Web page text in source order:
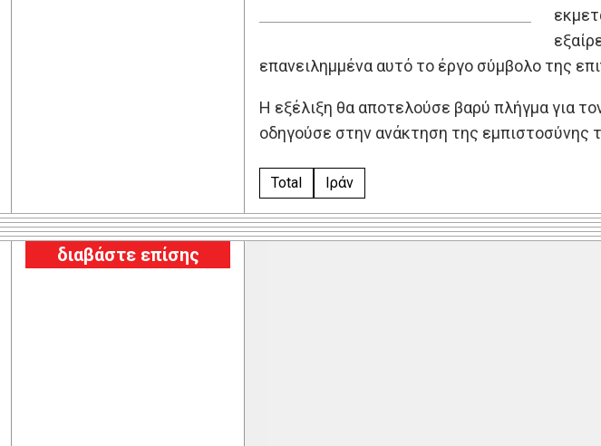
επανειλημμένα αυτό το έργο σύμβολο της
Η εξέλιξη θα αποτελούσε βαρύ πλήγμα για
οδηγούσε στην ανάκτηση της εμπιστοσύνης
Total Ιράν
διαβάστε επίσης